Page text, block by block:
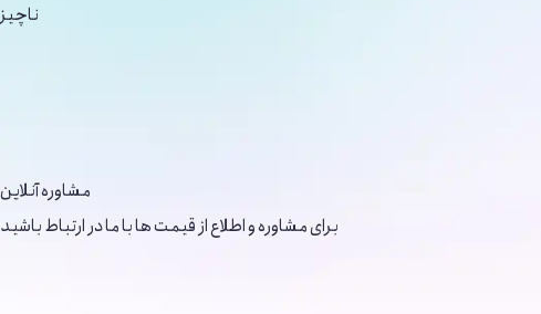
ناچیز
مشاوره آنلاین
برای مشاوره و اطلاع از قیمت ها با ما در ارتباط باشید